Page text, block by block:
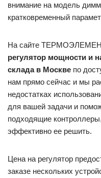
внимание на модель
кратковременный
На сайте
регулятор мощности и
склада в Москве по
нам прямо сейчас и мы
недостатках
для вашей задачи и
подходящие
эффективно ее решить.
Цена на регулятор
заказе нескольких